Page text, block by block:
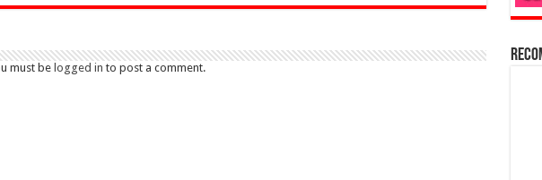
must be logged in to post a comment.